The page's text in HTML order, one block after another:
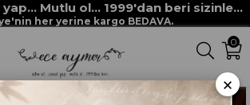
yap... Mutlu ol... 1999'dan beri sizinle...
her yerine kargo BEDAVA.
0
POLYESTER DÖKÜM OBJELER
DS 108
×